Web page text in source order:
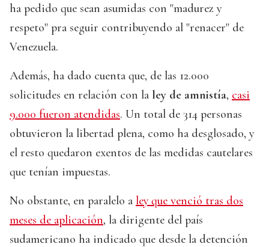
ha pedido que sean asumidas con "madurez y
respeto" pra seguir contribuyendo al "renacer" de
Venezuela.
Además, ha dado cuenta que, de las 12.000
solicitudes en relación con la ley de amnistía, casi
9.000 fueron atendidas. Un total de 314 personas
obtuvieron la libertad plena, como ha desglosado, y
el resto quedaron exentos de las medidas cautelares
que tenían impuestas.
No obstante, en paralelo a ley que venció tras dos
meses de aplicación, la dirigente del país
sudamericano ha indicado que desde la detención